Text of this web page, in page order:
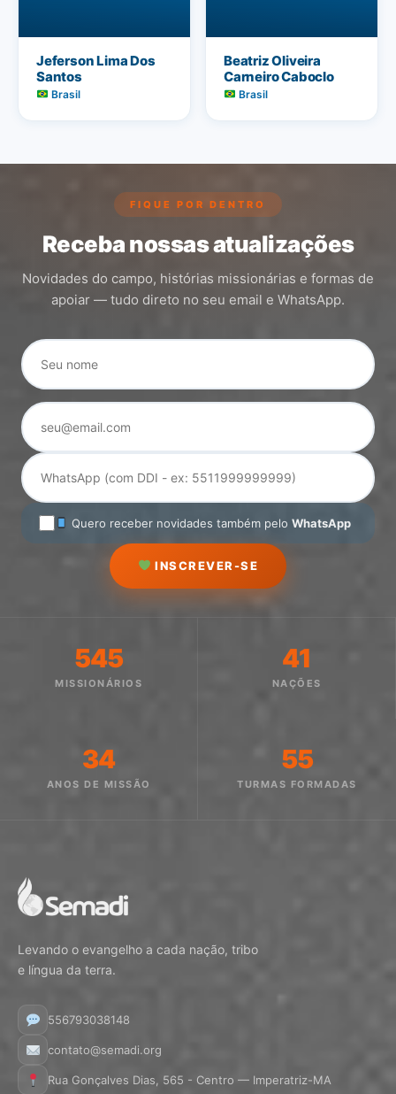
Jeferson Lima Dos
Santos
Brasil
Beatriz Oliveira
Carneiro Caboclo
Brasil
FIQUE POR DENTRO
Receba nossas atualizações
Novidades do campo, histórias missionárias e formas de
apoiar — tudo direto no seu email e WhatsApp.
Quero receber novidades também pelo WhatsApp
INSCREVER-SE
545
MISSIONÁRIOS
41
NAÇÕES
34
ANOS DE MISSÃO
55
TURMAS FORMADAS
Levando o evangelho a cada nação, tribo
e língua da terra.
556793038148
contato@semadi.org
Rua Gonçalves Dias, 565 - Centro — Imperatriz-MA